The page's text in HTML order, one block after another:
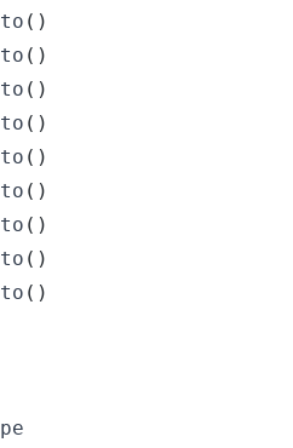
( )
( )
( )
( )
( )
( )
( )
( )
( )